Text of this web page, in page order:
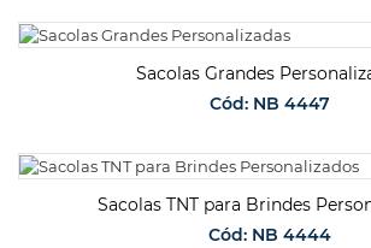
SOLICITAR ORÇAMENTO
Sacolas Grandes
Cód: NB 4447
SOLICITAR ORÇAMENTO
Sacolas TNT para Brindes
Cód: NB 4444